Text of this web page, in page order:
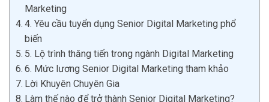
Marketing
4. Yêu cầu tuyển dụng Senior Digital Marketing phổ
biến
5. Lộ trình thăng tiến trong ngành Digital Marketing
6. Mức lương Senior Digital Marketing tham khảo
Lời Khuyên Chuyên Gia
Làm thế nào để trở thành Senior Digital Marketing?